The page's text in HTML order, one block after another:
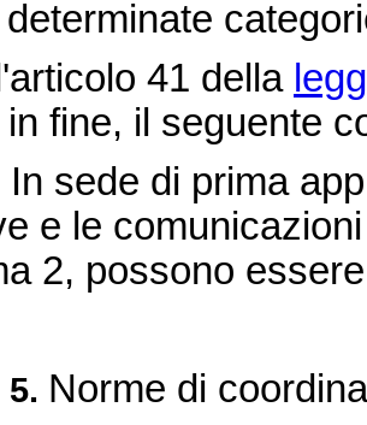
41 della
fine, il seguente
sede di prima
e le
2, possono
Norme di